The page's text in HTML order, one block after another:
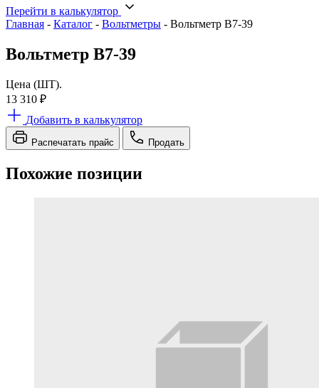
Перейти в калькулятор
Главная - Каталог - Вольтметры - Вольтметр В7-39
Вольтметр В7-39
Цена (ШТ).
13 310 ₽
Добавить в калькулятор
Распечатать прайс Продать
Похожие позиции